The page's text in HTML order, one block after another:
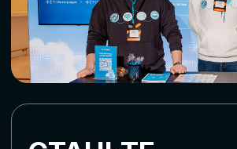
АККРЕДИТАЦИЯ
СМИ
СТАТЬ УЧАСТНИКОМ